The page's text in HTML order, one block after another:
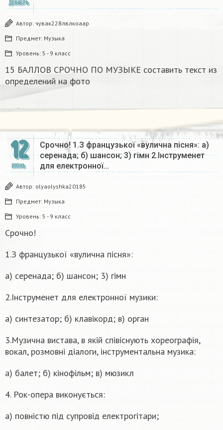
ДЕКАБРЬ
Автор: чувак228лвлкоаар
Предмет: Музыка
Уровень: 5 - 9 класс
15 БАЛЛОВ СРОЧНО ПО МУЗЫКЕ составить текст из
определений на фото
12
ИЮНЬ
Срочно! 1.З французької «вулична пісня»: а)
серенада; б) шансон; 3) гімн 2.Інструменет
для електронної…
Автор: olyaolyshka20185
Предмет: Музыка
Уровень: 5 - 9 класс
Срочно!
1.З французької «вулична пісня»:
а) серенада; б) шансон; 3) гімн
2.Інструменет для електронної музики:
а) синтезатор; б) клавікорд; в) орган
3.Музична вистава, в якій співіснують хореографія,
вокал, розмовні діалоги, інструментальна музика:
а) балет; б) кінофільм; в) мюзикл
4. Рок-опера виконується:
а) повністю під супровід електрогітари;